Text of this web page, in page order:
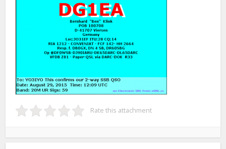
Rate this attachment